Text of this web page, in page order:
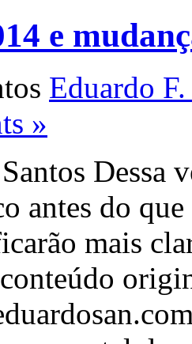
e
Eduardo
»
Dessa
antes do
mais